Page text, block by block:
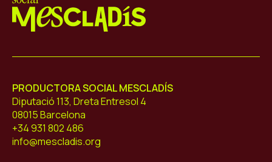
PRODUCTORA SOCIAL MESCLADÍS
Diputació 113, Dreta Entresol 4
08015 Barcelona
+34 931 802 486
info@mescladis.org